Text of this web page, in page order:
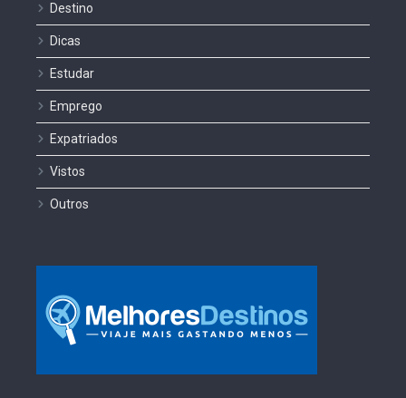
Destino
Dicas
Estudar
Emprego
Expatriados
Vistos
Outros